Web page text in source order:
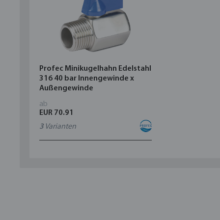
Profec Minikugelhahn Edelstahl
316 40 bar Innengewinde x
Außengewinde
ab
EUR 70.91
3 Varianten